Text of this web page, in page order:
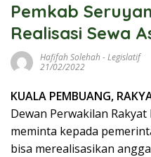
Pemkab
Realisasi Sewa
Hafifah Solehah -Legislatif
21/02/2022
KUALA PEMBUANG,
Dewan Perwakilan Rakyat
meminta kepada
bisa merealisasikan